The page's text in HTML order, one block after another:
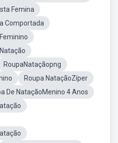
Femina
Comportada
RoupaNataçãopng
Roupa NataçãoZíper
De NataçãoMenino 4 Anos